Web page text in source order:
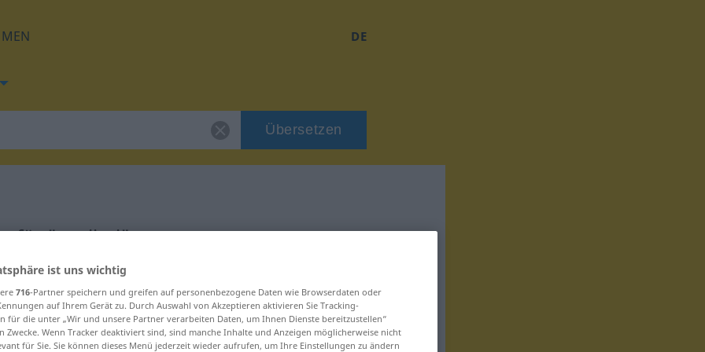
DE
Übersetzen
für "zanijeti"
ist uns wichtig
716-Partner speichern und greifen auf personenbezogene Daten wie Browserdaten oder
auf Ihrem Gerät zu. Durch Auswahl von Akzeptieren aktivieren Sie Tracking-
für die unter „Wir und unsere Partner verarbeiten Daten, um Ihnen Dienste bereitzustellen“
Zwecke. Wenn Tracker deaktiviert sind, sind manche Inhalte und Anzeigen möglicherweise nicht
für Sie. Sie können dieses Menü jederzeit wieder aufrufen, um Ihre Einstellungen zu ändern